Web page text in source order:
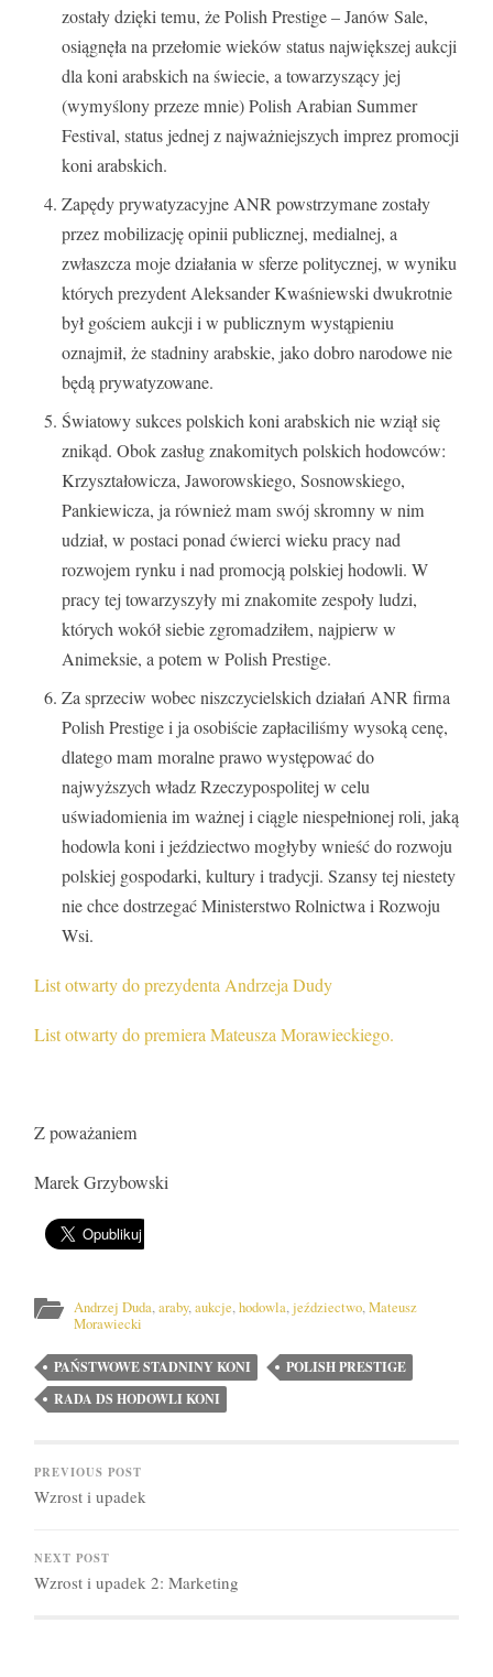
zostały dzięki temu, że Polish Prestige – Janów Sale,
osiągnęła na przełomie wieków status największej aukcji
dla koni arabskich na świecie, a towarzyszący jej
(wymyślony przeze mnie) Polish Arabian Summer
Festival, status jednej z najważniejszych imprez promocji
koni arabskich.
Zapędy prywatyzacyjne ANR powstrzymane zostały
przez mobilizację opinii publicznej, medialnej, a
zwłaszcza moje działania w sferze politycznej, w wyniku
których prezydent Aleksander Kwaśniewski dwukrotnie
był gościem aukcji i w publicznym wystąpieniu
oznajmił, że stadniny arabskie, jako dobro narodowe nie
będą prywatyzowane.
Światowy sukces polskich koni arabskich nie wziął się
znikąd. Obok zasług znakomitych polskich hodowców:
Krzyształowicza, Jaworowskiego, Sosnowskiego,
Pankiewicza, ja również mam swój skromny w nim
udział, w postaci ponad ćwierci wieku pracy nad
rozwojem rynku i nad promocją polskiej hodowli. W
pracy tej towarzyszyły mi znakomite zespoły ludzi,
których wokół siebie zgromadziłem, najpierw w
Animeksie, a potem w Polish Prestige.
Za sprzeciw wobec niszczycielskich działań ANR firma
Polish Prestige i ja osobiście zapłaciliśmy wysoką cenę,
dlatego mam moralne prawo występować do
najwyższych władz Rzeczypospolitej w celu
uświadomienia im ważnej i ciągle niespełnionej roli, jaką
hodowla koni i jeździectwo mogłyby wnieść do rozwoju
polskiej gospodarki, kultury i tradycji. Szansy tej niestety
nie chce dostrzegać Ministerstwo Rolnictwa i Rozwoju
Wsi.
List otwarty do prezydenta Andrzeja Dudy
List otwarty do premiera Mateusza Morawieckiego.
Z poważaniem
Marek Grzybowski
Andrzej Duda,araby,aukcje,hodowla,jeździectwo,Mateusz
Morawiecki
PAŃSTWOWE STADNINY KONI
POLISH PRESTIGE
RADA DS HODOWLI KONI
PREVIOUS POST
Wzrost i upadek
NEXT POST
Wzrost i upadek 2: Marketing